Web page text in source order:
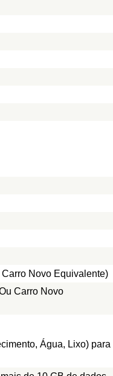
Novo Equivalente)
Carro Novo
Água, Lixo) para